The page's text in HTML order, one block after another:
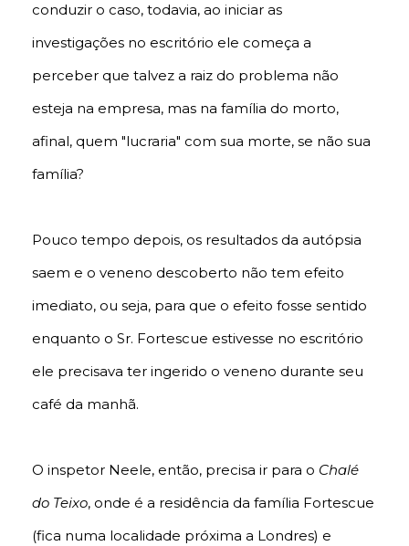
conduzir o caso, todavia, ao iniciar as
investigações no escritório ele começa a
perceber que talvez a raiz do problema não
esteja na empresa, mas na família do morto,
afinal, quem "lucraria" com sua morte, se não sua
família?
Pouco tempo depois, os resultados da autópsia
saem e o veneno descoberto não tem efeito
imediato, ou seja, para que o efeito fosse sentido
enquanto o Sr. Fortescue estivesse no escritório
ele precisava ter ingerido o veneno durante seu
café da manhã.
O inspetor Neele, então, precisa ir para o Chalé
do Teixo, onde é a residência da família Fortescue
(fica numa localidade próxima a Londres) e